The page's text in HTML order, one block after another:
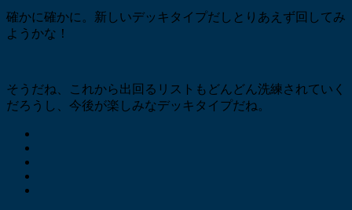
確かに確かに。新しいデッキタイプだしとりあえず回してみ
ようかな！
そうだね、これから出回るリストもどんどん洗練されていく
だろうし、今後が楽しみなデッキタイプだね。